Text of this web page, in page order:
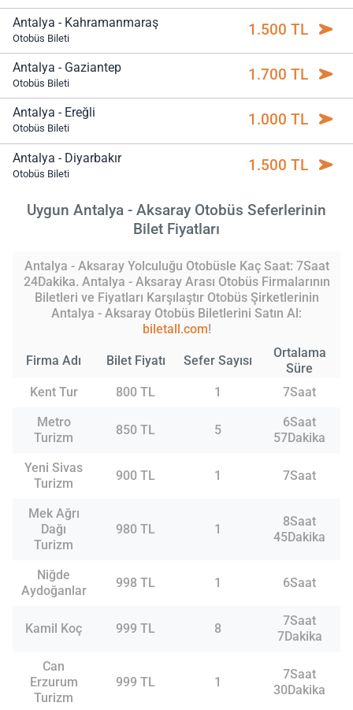
Antalya - Kahramanmaraş
Otobüs Bileti 1.500 TL
Antalya - Gaziantep
Otobüs Bileti 1.700 TL
Antalya - Ereğli
Otobüs Bileti 1.000 TL
Antalya - Diyarbakır
Otobüs Bileti 1.500 TL
Uygun Antalya - Aksaray Otobüs Seferlerinin
Bilet Fiyatları
Antalya - Aksaray Yolculuğu Otobüsle Kaç Saat: 7Saat
24Dakika. Antalya - Aksaray Arası Otobüs Firmalarının
Biletleri ve Fiyatları Karşılaştır Otobüs Şirketlerinin
Antalya - Aksaray Otobüs Biletlerini Satın Al:
biletall.com!
Firma Adı Bilet Fiyatı Sefer Sayısı
Ortalama
Süre
Kent Tur
800 TL 1
7Saat
Metro
Turizm
850 TL 5
6Saat
57Dakika
Yeni Sivas
Turizm
900 TL 1 7Saat
Mek Ağrı
Dağı
Turizm
980 TL 1
8Saat
45Dakika
Niğde
Aydoğanlar
998 TL 1 6Saat
Kamil Koç 999 TL 8
7Saat
7Dakika
Can
Erzurum
Turizm
999 TL 1
7Saat
30Dakika